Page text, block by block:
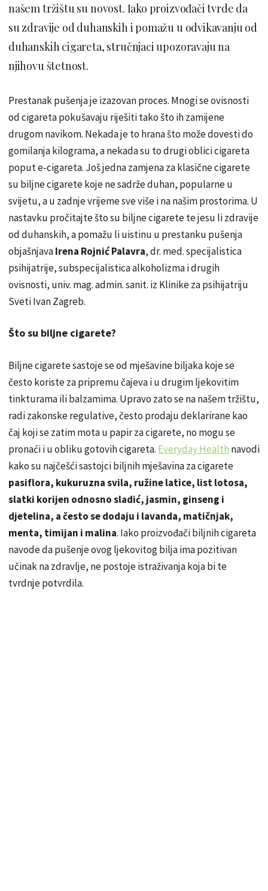
našem tržištu su novost. Iako proizvođači tvrde da
su zdravije od duhanskih i pomažu u odvikavanju od
duhanskih cigareta, stručnjaci upozoravaju na
njihovu štetnost.
Prestanak pušenja je izazovan proces. Mnogi se ovisnosti
od cigareta pokušavaju riješiti tako što ih zamijene
drugom navikom. Nekada je to hrana što može dovesti do
gomilanja kilograma, a nekada su to drugi oblici cigareta
poput e-cigareta. Još jedna zamjena za klasične cigarete
su biljne cigarete koje ne sadrže duhan, popularne u
svijetu, a u zadnje vrijeme sve više i na našim prostorima. U
nastavku pročitajte što su biljne cigarete te jesu li zdravije
od duhanskih, a pomažu li uistinu u prestanku pušenja
objašnjavaIrena Rojnić Palavra, dr. med. specijalistica
psihijatrije, subspecijalistica alkoholizma i drugih
ovisnosti, univ. mag. admin. sanit. iz Klinike za psihijatriju
Sveti Ivan Zagreb.
Što su biljne cigarete?
Biljne cigarete sastoje se od mješavine biljaka koje se
često koriste za pripremu čajeva i u drugim ljekovitim
tinkturama ili balzamima. Upravo zato se na našem tržištu,
radi zakonske regulative, često prodaju deklarirane kao
čaj koji se zatim mota u papir za cigarete, no mogu se
pronaći i u obliku gotovih cigareta. Everyday Health navodi
kako su najčešći sastojci biljnih mješavina za cigarete
pasiflora, kukuruzna svila, ružine latice, list lotosa,
slatki korijen odnosno sladić, jasmin, ginseng i
djetelina, a često se dodaju i lavanda, matičnjak,
menta, timijan i malina. Iako proizvođači biljnih cigareta
navode da pušenje ovog ljekovitog bilja ima pozitivan
učinak na zdravlje, ne postoje istraživanja koja bi te
tvrdnje potvrdila.